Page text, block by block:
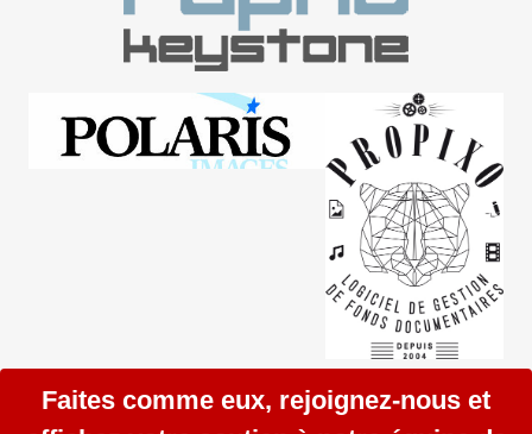
Faites comme eux, rejoignez-nous et